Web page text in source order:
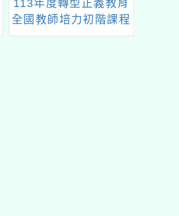
113年度轉型正義教育
全國教師培力初階課程